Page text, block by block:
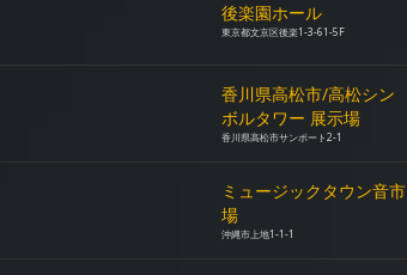
後楽園ホール
東京都文京区後楽1-3-61-5F
香川県高松市/高松シン
ボルタワー 展示場
香川県高松市サンポート2-1
ミュージックタウン音市
場
沖縄市上地1-1-1